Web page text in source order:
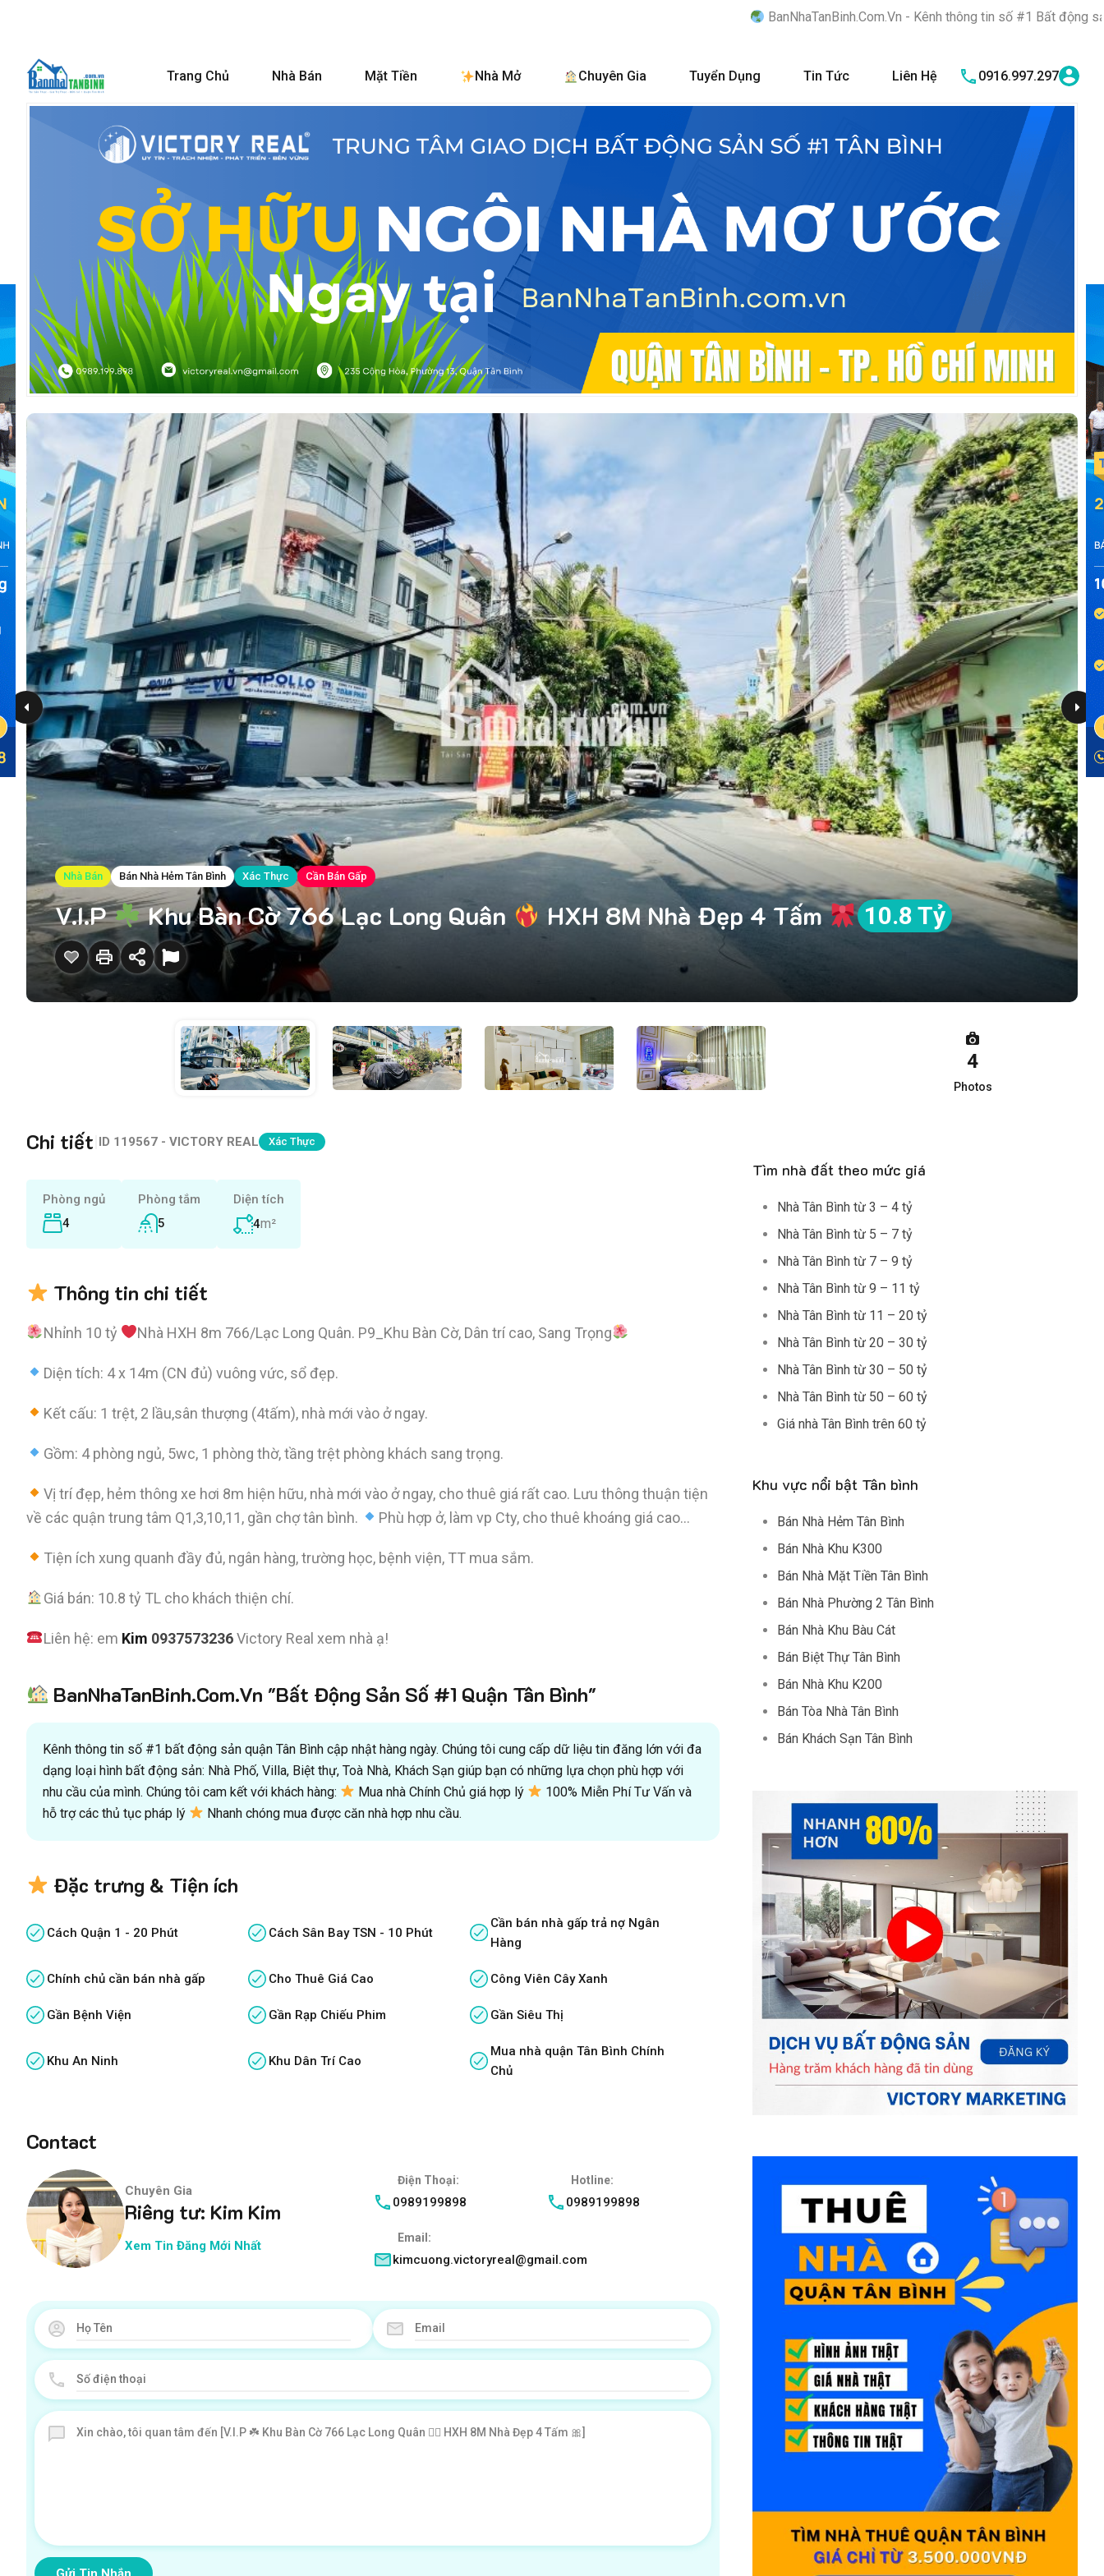
BanNhaTanBinh.Com.Vn - Kênh thông tin số #1 Bất động sản quận Tân Bình
Trang Chủ Nhà Bán Mặt Tiền Nhà Mở Chuyên Gia Tuyển Dụng Tin Tức Liên Hệ 0916.997.297
Nhà Bán Bán Nhà Hẻm Tân Bình Xác Thực Cần Bán Gấp
V.I.P Khu Bàn Cờ 766 Lạc Long Quân HXH 8M Nhà Đẹp 4 Tấm 10.8 Tỷ
4
Photos
Chi tiết ID 119567 - VICTORY REAL Xác Thực
Phòng ngủ
4
Phòng tắm
5
Diện tích
4m²
Thông tin chi tiết
Nhỉnh 10 tỷ Nhà HXH 8m 766/Lạc Long Quân. P9_Khu Bàn Cờ, Dân trí cao, Sang Trọng
Diện tích: 4 x 14m (CN đủ) vuông vức, sổ đẹp.
Kết cấu: 1 trệt, 2 lầu,sân thượng (4tấm), nhà mới vào ở ngay.
Gồm: 4 phòng ngủ, 5wc, 1 phòng thờ, tầng trệt phòng khách sang trọng.
Vị trí đẹp, hẻm thông xe hơi 8m hiện hữu, nhà mới vào ở ngay, cho thuê giá rất cao. Lưu thông thuận tiện
về các quận trung tâm Q1,3,10,11, gần chợ tân bình.
Phù hợp ở, làm vp Cty, cho thuê khoáng giá cao…
Tiện ích xung quanh đầy đủ, ngân hàng, trường học, bệnh viện, TT mua sắm.
Giá bán: 10.8 tỷ TL cho khách thiện chí.
Liên hệ: em Kim 0937573236Victory Real xem nhà ạ!
BanNhaTanBinh.Com.Vn "Bất Động Sản Số #1 Quận Tân Bình"
Kênh thông tin số #1 bất động sản quận Tân Bình cập nhật hàng ngày. Chúng tôi cung cấp dữ liệu tin đăng lớn với đa
dạng loại hình bất động sản: Nhà Phố, Villa, Biệt thự, Toà Nhà, Khách Sạn giúp bạn có những lựa chọn phù hợp với
nhu cầu của mình. Chúng tôi cam kết với khách hàng:
Mua nhà Chính Chủ giá hợp lý
100% Miễn Phí Tư Vấn và
hỗ trợ các thủ tục pháp lý
Nhanh chóng mua được căn nhà hợp nhu cầu.
Đặc trưng & Tiện ích
Cách Quận 1 - 20 Phút Cách Sân Bay TSN - 10 Phút
Cần bán nhà gấp trả nợ Ngân
Hàng
Chính chủ cần bán nhà gấp Cho Thuê Giá Cao Công Viên Cây Xanh
Gần Bệnh Viện Gần Rạp Chiếu Phim Gần Siêu Thị
Khu An Ninh Khu Dân Trí Cao
Mua nhà quận Tân Bình Chính
Chủ
Contact
Chuyên Gia
Riêng tư: Kim Kim
Xem Tin Đăng Mới Nhất
Điện Thoại:
0989199898
Hotline:
0989199898
Email:
kimcuong.victoryreal@gmail.com
Tìm nhà đất theo mức giá
Nhà Tân Bình từ 3 – 4 tỷ
Nhà Tân Bình từ 5 – 7 tỷ
Nhà Tân Bình từ 7 – 9 tỷ
Nhà Tân Bình từ 9 – 11 tỷ
Nhà Tân Bình từ 11 – 20 tỷ
Nhà Tân Bình từ 20 – 30 tỷ
Nhà Tân Bình từ 30 – 50 tỷ
Nhà Tân Bình từ 50 – 60 tỷ
Giá nhà Tân Bình trên 60 tỷ
Khu vực nổi bật Tân bình
Bán Nhà Hẻm Tân Bình
Bán Nhà Khu K300
Bán Nhà Mặt Tiền Tân Bình
Bán Nhà Phường 2 Tân Bình
Bán Nhà Khu Bàu Cát
Bán Biệt Thự Tân Bình
Bán Nhà Khu K200
Bán Tòa Nhà Tân Bình
Bán Khách Sạn Tân Bình